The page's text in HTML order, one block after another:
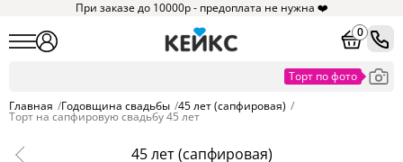
При заказе до 10000р - предоплата не нужна ❤️
0
Главная /Годовщина свадьбы /45 лет (сапфировая) /
Торт на сапфировую свадьбу 45 лет
45 лет (сапфировая)